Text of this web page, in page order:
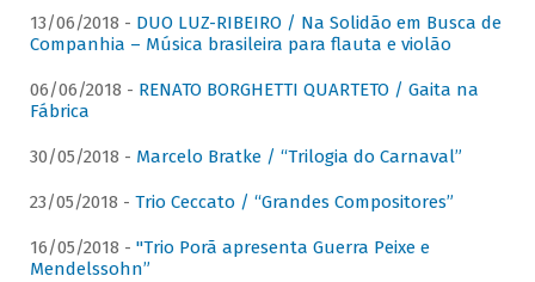
13/06/2018 - DUO LUZ-RIBEIRO / Na Solidão em Busca de
Companhia – Música brasileira para flauta e violão
06/06/2018 - RENATO BORGHETTI QUARTETO / Gaita na
Fábrica
30/05/2018 - Marcelo Bratke / “Trilogia do Carnaval”
23/05/2018 - Trio Ceccato / “Grandes Compositores”
16/05/2018 - "Trio Porã apresenta Guerra Peixe e
Mendelssohn”